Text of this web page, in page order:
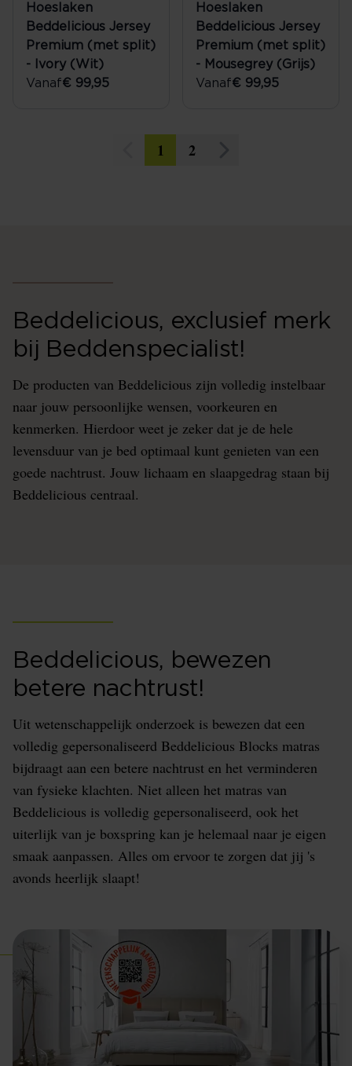
Hoeslaken
Beddelicious Jersey
Premium (met split)
- Ivory (Wit)
Vanaf€ 99,95
Hoeslaken
Beddelicious Jersey
Premium (met split)
- Mousegrey (Grijs)
Vanaf€ 99,95
1 2
Beddelicious, exclusief merk
bij Beddenspecialist!
De producten van Beddelicious zijn volledig instelbaar
naar jouw persoonlijke wensen, voorkeuren en
kenmerken. Hierdoor weet je zeker dat je de hele
levensduur van je bed optimaal kunt genieten van een
goede nachtrust. Jouw lichaam en slaapgedrag staan bij
Beddelicious centraal.
Beddelicious, bewezen
betere nachtrust!
Uit wetenschappelijk onderzoek is bewezen dat een
volledig gepersonaliseerd Beddelicious Blocks matras
bijdraagt aan een betere nachtrust en het verminderen
van fysieke klachten. Niet alleen het matras van
Beddelicious is volledig gepersonaliseerd, ook het
uiterlijk van je boxspring kan je helemaal naar je eigen
smaak aanpassen. Alles om ervoor te zorgen dat jij 's
avonds heerlijk slaapt!